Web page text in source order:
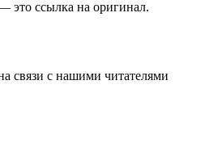
это ссылка на оригинал.
связи с нашими читателями